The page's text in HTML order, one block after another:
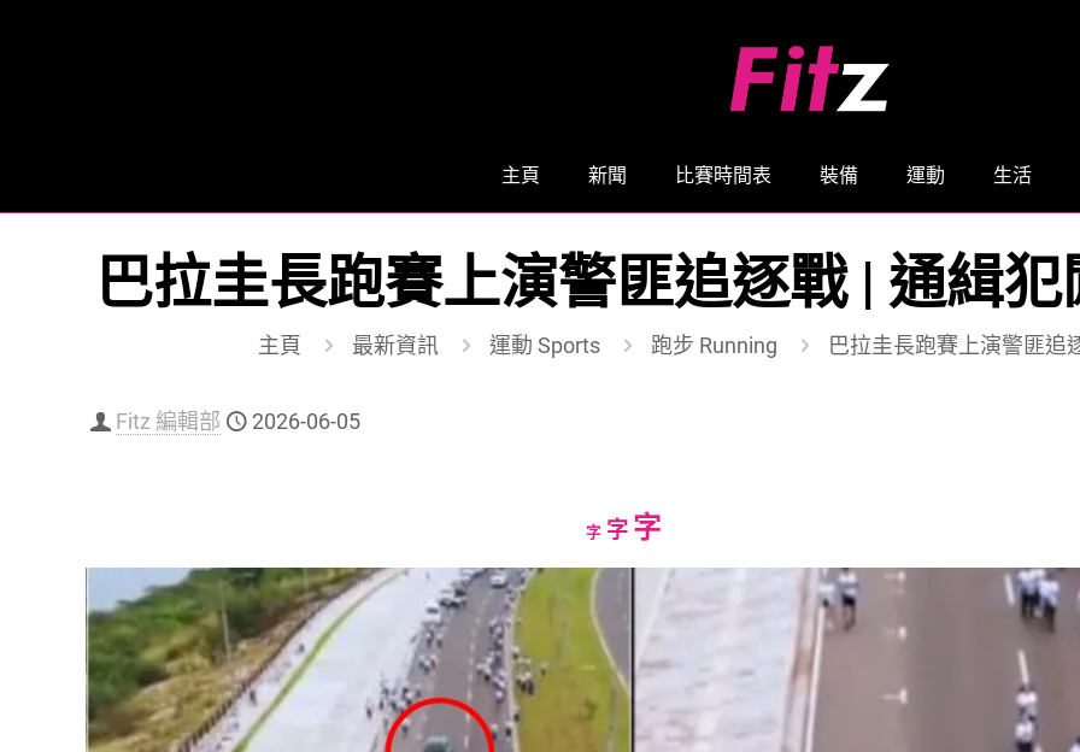
主頁 新聞 比賽時間表 裝備 運動 生活
巴拉圭長跑賽上演警匪追逐戰 | 通緝
主頁 最新資訊 運動 Sports 跑步 Running 巴拉圭長跑賽上演警匪追
Fitz 編輯部 2026-06-05
字Decrease
字Reset
size.
字Increase
font
size.